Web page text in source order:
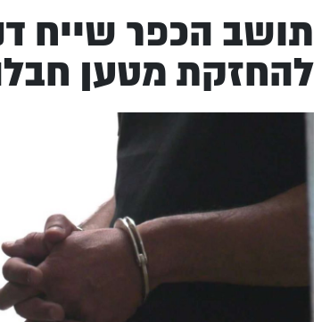
תושב הכפר שייח
להחזקת מטען